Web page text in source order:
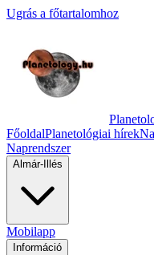
Ugrás a főtartalomhoz
FőoldalPlanetológiai hírek
Naprendszer
Almár-Illés
Mobilapp
Információ